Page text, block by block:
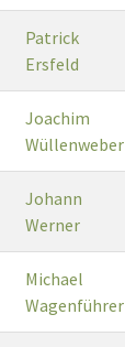
Patrick
Ersfeld
Joachim
Wüllenweber
Johann
Werner
Michael
Wagenführer